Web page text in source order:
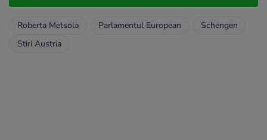
Roberta Metsola Parlamentul European
Schengen
Stiri Austria